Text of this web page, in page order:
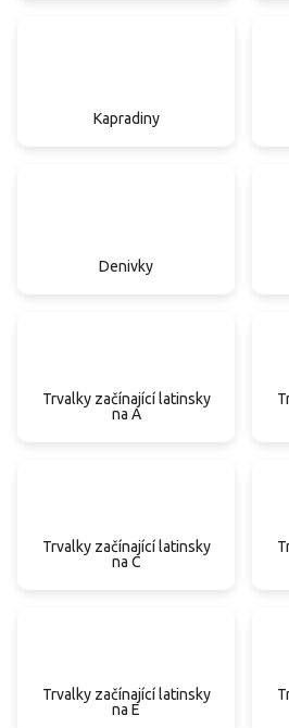
Kapradiny
Denivky
Trvalky začínající latinsky
na A
Trvalky začínající latinsky
na C
Trvalky začínající latinsky
na E